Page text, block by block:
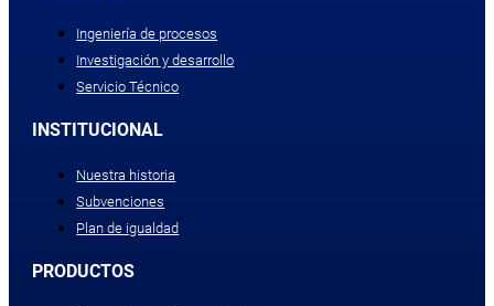
Ingeniería de procesos
Investigación y desarrollo
Servicio Técnico
INSTITUCIONAL
Nuestra historia
Subvenciones
Plan de igualdad
PRODUCTOS